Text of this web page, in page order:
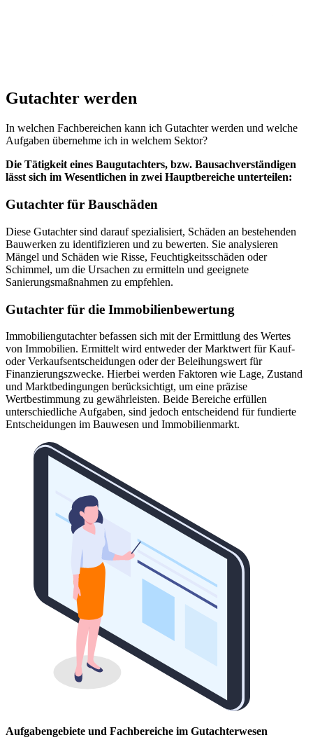
Gutachter werden
In welchen Fachbereichen kann ich Gutachter werden und welche
Aufgaben übernehme ich in welchem Sektor?
Die Tätigkeit eines Baugutachters, bzw. Bausachverständigen
lässt sich im Wesentlichen in zwei Hauptbereiche unterteilen:
Gutachter für Bauschäden
Diese Gutachter sind darauf spezialisiert, Schäden an bestehenden
Bauwerken zu identifizieren und zu bewerten. Sie analysieren
Mängel und Schäden wie Risse, Feuchtigkeitsschäden oder
Schimmel, um die Ursachen zu ermitteln und geeignete
Sanierungsmaßnahmen zu empfehlen.
Gutachter für die Immobilienbewertung
Immobiliengutachter befassen sich mit der Ermittlung des Wertes
von Immobilien. Ermittelt wird entweder der Marktwert für Kauf-
oder Verkaufsentscheidungen oder der Beleihungswert für
Finanzierungszwecke. Hierbei werden Faktoren wie Lage, Zustand
und Marktbedingungen berücksichtigt, um eine präzise
Wertbestimmung zu gewährleisten. Beide Bereiche erfüllen
unterschiedliche Aufgaben, sind jedoch entscheidend für fundierte
Entscheidungen im Bauwesen und Immobilienmarkt.
Aufgabengebiete und Fachbereiche im Gutachterwesen